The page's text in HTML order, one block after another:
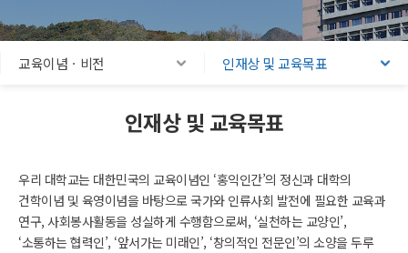
교육이념ㆍ비전 인재상 및 교육목표
인재상 및 교육목표
우리 대학교는 대한민국의 교육이념인 ‘홍익인간’의 정신과 대학의
건학이념 및 육영이념을 바탕으로 국가와 인류사회 발전에 필요한 교육과
연구, 사회봉사활동을 성실하게 수행함으로써, ‘실천하는 교양인’,
‘소통하는 협력인’, ‘앞서가는 미래인’, ‘창의적인 전문인’의 소양을 두루